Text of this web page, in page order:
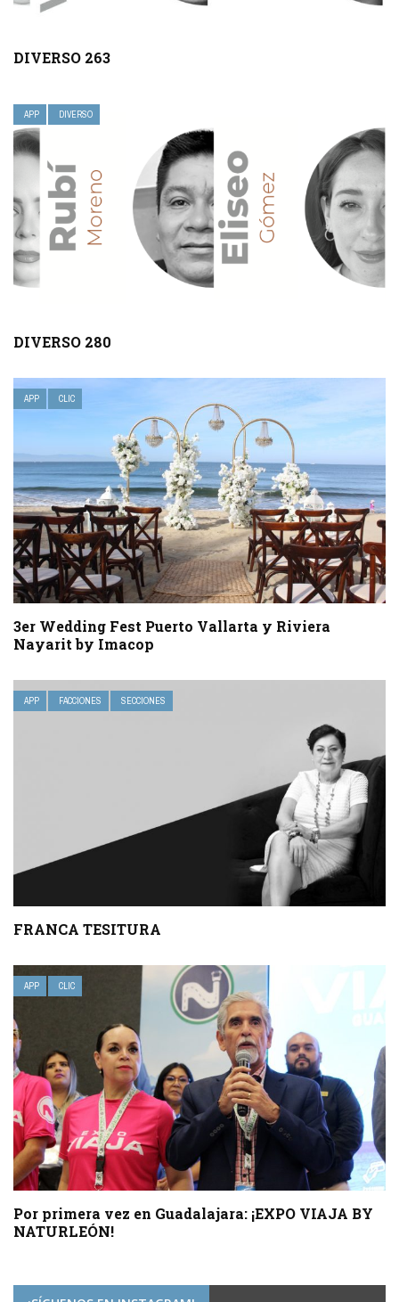
DIVERSO 263
APP DIVERSO
DIVERSO 280
APP CLIC
3er Wedding Fest Puerto Vallarta y Riviera
Nayarit by Imacop
APP FACCIONES SECCIONES
FRANCA TESITURA
APP CLIC
Por primera vez en Guadalajara: ¡EXPO VIAJA BY
NATURLEÓN!